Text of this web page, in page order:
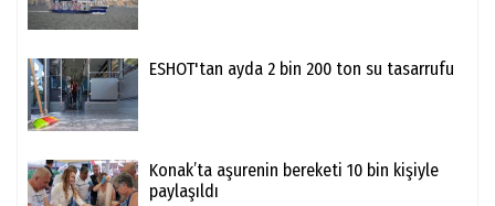
ESHOT'tan ayda 2 bin 200 ton su tasarrufu
Konak’ta aşurenin bereketi 10 bin kişiyle
paylaşıldı